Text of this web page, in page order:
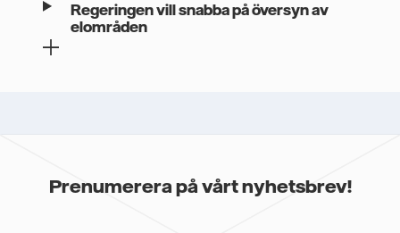
Regeringen vill snabba på översyn av
elområden
Prenumerera på vårt nyhetsbrev!